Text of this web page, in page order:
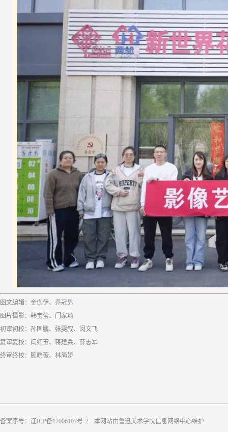
图文编辑：金伽伊、乔冠男
图片摄影：韩宝莹、门家琦
初审初校：孙国鹏、张雯叙、闵文飞
复审复校：闫红玉、蒋建兵、薛志军
终审终校：顾晓薇、林简娇
备案序号：辽ICP备17006107号-2 本网站由鲁迅美术学院信息网络中心维护